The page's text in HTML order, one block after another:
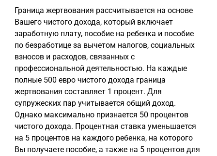
Граница жертвования рассчитывается на основе
Вашего чистого дохода, который включает
заработную плату, пособие на ребенка и пособие
по безработице за вычетом налогов, социальных
взносов и расходов, связанных с
профессиональной деятельностью. На каждые
полные 500 евро чистого дохода граница
жертвования составляет 1 процент. Для
супружеских пар учитывается общий доход.
Однако максимально признается 50 процентов
чистого дохода. Процентная ставка уменьшается
на 5 процентов на каждого ребенка, на которого
Вы получаете пособие, а также на 5 процентов для